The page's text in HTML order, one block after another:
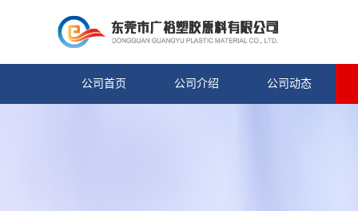
公司首页 公司介绍 公司动态